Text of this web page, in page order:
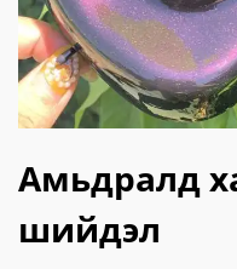
Амьдралд
шийдэл